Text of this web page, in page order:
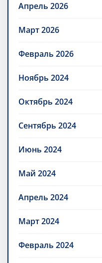
Апрель 2026
Март 2026
Февраль 2026
Ноябрь 2024
Октябрь 2024
Сентябрь 2024
Июнь 2024
Май 2024
Апрель 2024
Март 2024
Февраль 2024